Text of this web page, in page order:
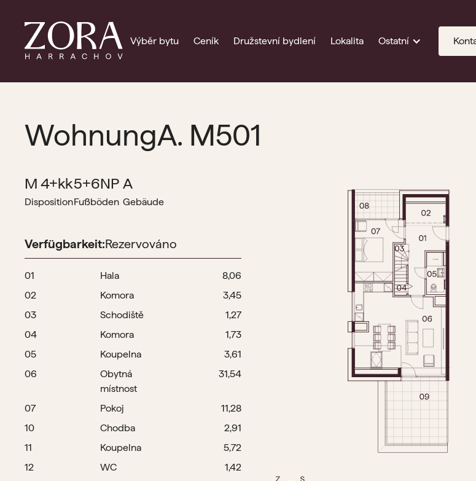
Výběr bytu Ceník Družstevní bydlení Lokalita Ostatní
WohnungA. M501
M 4+kk5+6NP A
DispositionFußböden Gebäude
Verfügbarkeit:Rezervováno
01 Hala
8,06
02
Komora
3,45
03
Schodiště
1,27
04
Komora
1,73
05
Koupelna
3,61
06
Obytná
místnost
31,54
07 Pokoj
11,28
10
Chodba
2,91
11
Koupelna
5,72
12
WC
1,42